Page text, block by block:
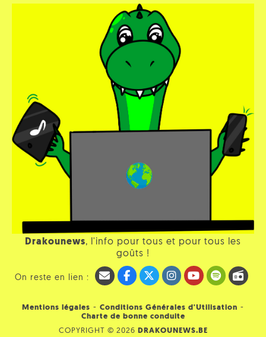
Drakounews, l'info pour tous et pour tous les
goûts !
On reste en lien :
Mentions légales - Conditions Générales d'Utilisation -
Charte de bonne conduite
COPYRIGHT © 2026
DRAKOUNEWS.BE